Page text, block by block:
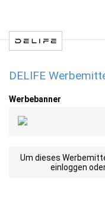
DELIFE
Werbebanner
Um dieses
einloggen